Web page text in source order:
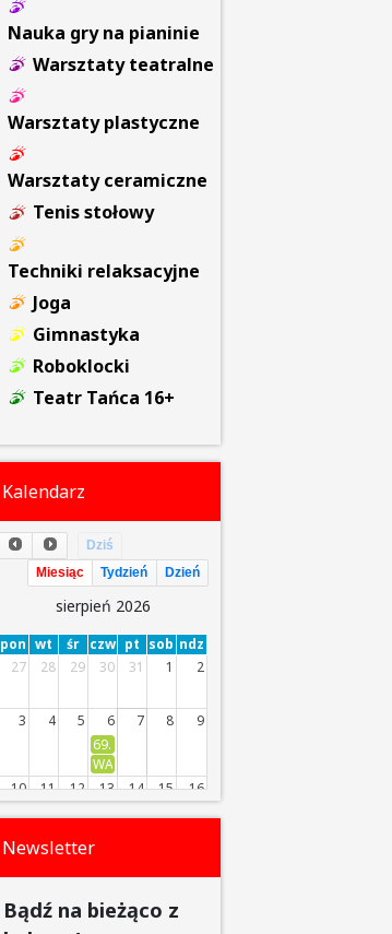
Nauka gry na pianinie
Warsztaty teatralne
Warsztaty plastyczne
Warsztaty ceramiczne
Tenis stołowy
Techniki relaksacyjne
Joga
Gimnastyka
Roboklocki
Teatr Tańca 16+
Kalendarz
Dziś
Miesiąc
Tydzień Dzień
sierpień 2026
pon wt śr czw pt sob ndz
27
28 29 30 31 1 2
3 4 5 6 7 8
9
69. Numer gazetki osiedlowej „ANIMKA”
WAKACYJNY PLENER Z ANIMĄ – LETNIA MAGIA -
10
11 12 13 14 15 16
17 18 19
Newsletter
Bądź na bieżąco z